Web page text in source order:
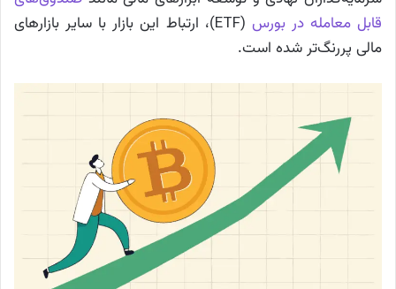
قابل معامله در بورس
(ETF)، ارتباط این بازار با سایر بازارهای
مالی پررنگ‌تر شده است.